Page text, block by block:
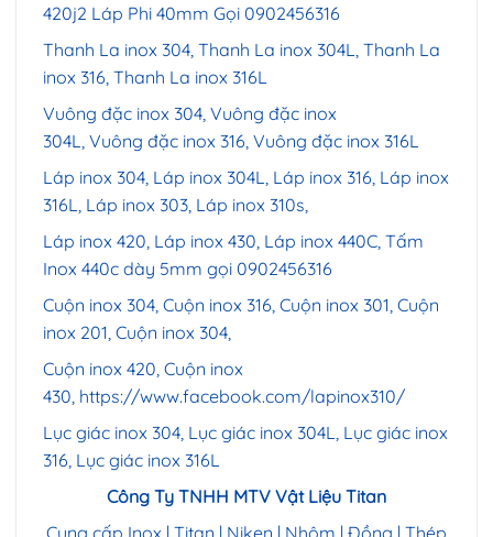
420j2 Láp Phi 40mm Gọi 0902456316
Thanh La inox 304, Thanh La inox 304L, Thanh La
inox 316, Thanh La inox 316L
Vuông đặc inox 304, Vuông đặc inox
304L, Vuông đặc inox 316, Vuông đặc inox 316L
Láp inox 304, Láp inox 304L, Láp inox 316, Láp inox
316L, Láp inox 303, Láp inox 310s,
Láp inox 420, Láp inox 430, Láp inox 440C, Tấm
Inox 440c dày 5mm gọi 0902456316
Cuộn inox 304, Cuộn inox 316, Cuộn inox 301, Cuộn
inox 201, Cuộn inox 304,
Cuộn inox 420, Cuộn inox
430, https://www.facebook.com/lapinox310/
Lục giác inox 304, Lục giác inox 304L, Lục giác inox
316, Lục giác inox 316L
Công Ty TNHH MTV Vật Liệu Titan
Cung cấp Inox | Titan | Niken | Nhôm | Đồng | Thép